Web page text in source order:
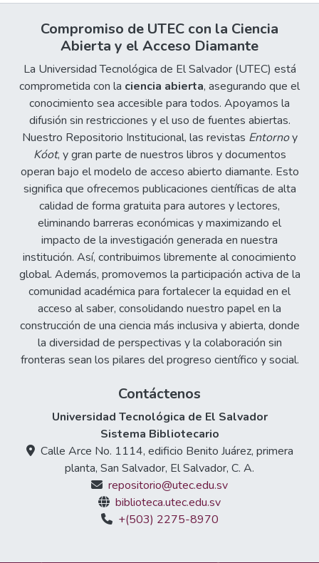
Compromiso de UTEC con la Ciencia
Abierta y el Acceso Diamante
La Universidad Tecnológica de El Salvador (UTEC) está
comprometida con la ciencia abierta, asegurando que el
conocimiento sea accesible para todos. Apoyamos la
difusión sin restricciones y el uso de fuentes abiertas.
Nuestro Repositorio Institucional, las revistas Entornoy
Kóot, y gran parte de nuestros libros y documentos
operan bajo el modelo de acceso abierto diamante. Esto
significa que ofrecemos publicaciones científicas de alta
calidad de forma gratuita para autores y lectores,
eliminando barreras económicas y maximizando el
impacto de la investigación generada en nuestra
institución. Así, contribuimos libremente al conocimiento
global. Además, promovemos la participación activa de la
comunidad académica para fortalecer la equidad en el
acceso al saber, consolidando nuestro papel en la
construcción de una ciencia más inclusiva y abierta, donde
la diversidad de perspectivas y la colaboración sin
fronteras sean los pilares del progreso científico y social.
Contáctenos
Universidad Tecnológica de El Salvador
Sistema Bibliotecario
Calle Arce No. 1114, edificio Benito Juárez, primera
planta, San Salvador, El Salvador, C. A.
repositorio@utec.edu.sv
biblioteca.utec.edu.sv
+(503) 2275-8970